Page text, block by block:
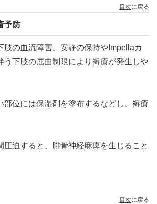
目次に戻る
予防
肢の血流障害、安静の保持やImpellaカ
う下肢の屈曲制限により 褥瘡が発生しや
部位には保湿剤を塗布するなどし、褥瘡
圧迫すると、腓骨神経麻痺を生じること
目次に戻る